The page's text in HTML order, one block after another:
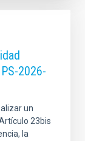
2026-
un
23bis
la